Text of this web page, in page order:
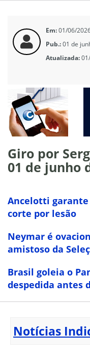
Em:01/06/
Pub.:01 de
Atualizada:
Giro por
01 de junho
Ancelotti garante
corte por lesão
Neymar é
amistoso da
Brasil goleia o
despedida antes
Notícias